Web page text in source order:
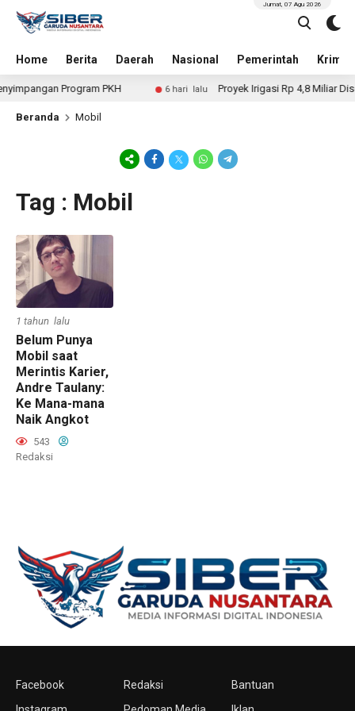
Home Berita Daerah Nasional Pemerintah
Jumat, 07 Agu 2026
Program PKH 6 hari lalu Proyek Irigasi Rp 4,8 Miliar
Beranda Mobil
Tag : Mobil
1 tahun lalu
Belum Punya
Mobil saat
Merintis Karier,
Andre Taulany:
Ke Mana-mana
Naik Angkot
543
Redaksi
Facebook
Redaksi
Bantuan